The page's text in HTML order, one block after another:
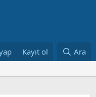
Kayıt ol Ara